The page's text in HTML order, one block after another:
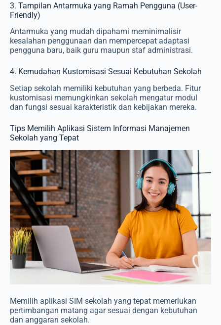
3. Tampilan Antarmuka yang Ramah Pengguna (User-
Friendly)
Antarmuka yang mudah dipahami meminimalisir
kesalahan penggunaan dan mempercepat adaptasi
pengguna baru, baik guru maupun staf administrasi.
4. Kemudahan Kustomisasi Sesuai Kebutuhan Sekolah
Setiap sekolah memiliki kebutuhan yang berbeda. Fitur
kustomisasi memungkinkan sekolah mengatur modul
dan fungsi sesuai karakteristik dan kebijakan mereka.
Tips Memilih Aplikasi Sistem Informasi Manajemen
Sekolah yang Tepat
Memilih aplikasi SIM sekolah yang tepat memerlukan
pertimbangan matang agar sesuai dengan kebutuhan
dan anggaran sekolah.